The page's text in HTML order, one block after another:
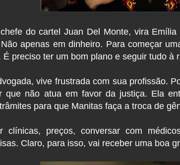
do cartel Juan Del Monte, vira
apenas em dinheiro. Para começar
É preciso ter um bom plano e seguir tudo à
vive frustrada com sua profissão.
que não atua em favor da justiça. Ela
para que Manitas faça a troca de
clínicas, preços, conversar com
Claro, para isso, vai receber uma boa